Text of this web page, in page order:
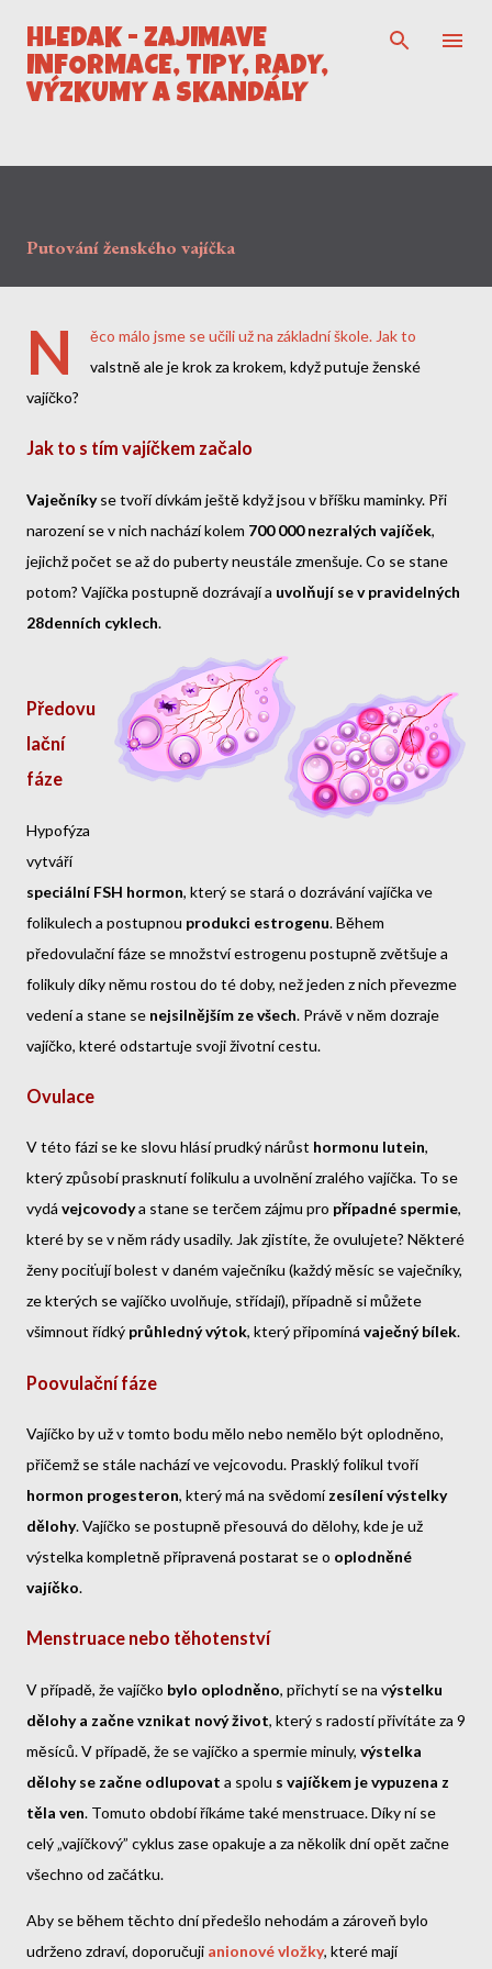
Přeskočit na hlavní obsah
HLEDÁK - ZAJÍMAVÉ
INFORMACE, TIPY, RADY,
VÝZKUMY A SKANDÁLY
Putování ženského vajíčka
N
ěco málo jsme se učili už na základní škole. Jak to
valstně ale je krok za krokem, když putuje ženské
vajíčko?
Jak to s tím vajíčkem začalo
Vaječníkyse tvoří dívkám ještě když jsou v bříšku maminky. Při
narození se v nich nachází kolem 700 000 nezralých vajíček,
jejichž počet se až do puberty neustále zmenšuje. Co se stane
potom? Vajíčka postupně dozrávají a uvolňují se v pravidelných
28denních cyklech.
Předovu
lační
fáze
Hypofýza
vytváří
speciální FSH hormon, který se stará o dozrávání vajíčka ve
folikulech a postupnou produkci estrogenu. Během
předovulační fáze se množství estrogenu postupně zvětšuje a
folikuly díky němu rostou do té doby, než jeden z nich převezme
vedení a stane se nejsilnějším ze všech. Právě v něm dozraje
vajíčko, které odstartuje svoji životní cestu.
Ovulace
V této fázi se ke slovu hlásí prudký nárůst hormonu lutein,
který způsobí prasknutí folikulu a uvolnění zralého vajíčka. To se
vydá vejcovodya stane se terčem zájmu pro případné spermie,
které by se v něm rády usadily. Jak zjistíte, že ovulujete? Některé
ženy pociťují bolest v daném vaječníku (každý měsíc se vaječníky,
ze kterých se vajíčko uvolňuje, střídají), případně si můžete
všimnout řídký průhledný výtok, který připomíná vaječný bílek.
Poovulační fáze
Vajíčko by už v tomto bodu mělo nebo nemělo být oplodněno,
přičemž se stále nachází ve vejcovodu. Prasklý folikul tvoří
hormon progesteron, který má na svědomízesílení výstelky
dělohy. Vajíčko se postupně přesouvá do dělohy, kde je už
výstelka kompletně připravená postarat se o oplodněné
vajíčko.
Menstruace nebo těhotenství
V případě, že vajíčko bylo oplodněno, přichytí se na výstelku
dělohy a začne vznikat nový život, který s radostí přivítáte za 9
měsíců. V případě, že se vajíčko a spermie minuly, výstelka
dělohy se začne odlupovat a spolu s vajíčkem je vypuzena z
těla ven. Tomuto období říkáme také menstruace. Díky ní se
celý „vajíčkový” cyklus zase opakuje a za několik dní opět začne
všechno od začátku.
Aby se během těchto dní předešlo nehodám a zároveň bylo
udrženo zdraví, doporučuji anionové vložky, které mají